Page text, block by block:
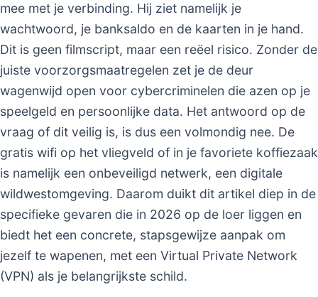
mee met je verbinding. Hij ziet namelijk je
wachtwoord, je banksaldo en de kaarten in je hand.
Dit is geen filmscript, maar een reëel risico. Zonder de
juiste voorzorgsmaatregelen zet je de deur
wagenwijd open voor cybercriminelen die azen op je
speelgeld en persoonlijke data. Het antwoord op de
vraag of dit veilig is, is dus een volmondig nee. De
gratis wifi op het vliegveld of in je favoriete koffiezaak
is namelijk een onbeveiligd netwerk, een digitale
wildwestomgeving. Daarom duikt dit artikel diep in de
specifieke gevaren die in 2026 op de loer liggen en
biedt het een concrete, stapsgewijze aanpak om
jezelf te wapenen, met een Virtual Private Network
(VPN) als je belangrijkste schild.